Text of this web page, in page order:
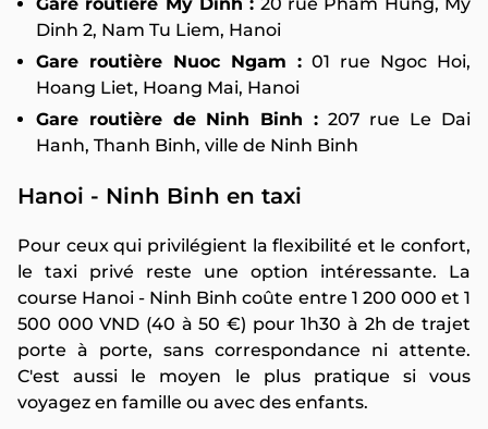
Dinh 2, Nam Tu Liem, Hanoi
Gare routière Nuoc Ngam : 01 rue Ngoc Hoi,
Hoang Liet, Hoang Mai, Hanoi
Gare routière de Ninh Binh :207 rue Le Dai
Hanh, Thanh Binh, ville de Ninh Binh
Hanoi - Ninh Binh en taxi
Pour ceux qui privilégient la flexibilité et le confort,
le taxi privé reste une option intéressante. La
course Hanoi - Ninh Binh coûte entre 1 200 000 et 1
500 000 VND (40 à 50 €) pour 1h30 à 2h de trajet
porte à porte, sans correspondance ni attente.
C'est aussi le moyen le plus pratique si vous
voyagez en famille ou avec des enfants.